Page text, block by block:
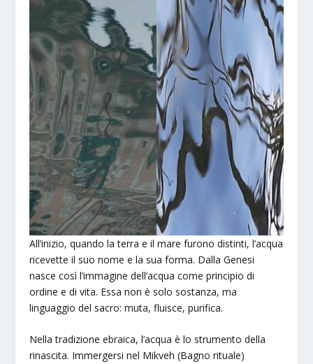
All’inizio, quando la terra e il mare furono distinti, l’acqua
ricevette il suo nome e la sua forma. Dalla Genesi
nasce così l’immagine dell’acqua come principio di
ordine e di vita. Essa non è solo sostanza, ma
linguaggio del sacro: muta, fluisce, purifica.
Nella tradizione ebraica, l’acqua è lo strumento della
rinascita. Immergersi nel Mikveh (Bagno rituale)